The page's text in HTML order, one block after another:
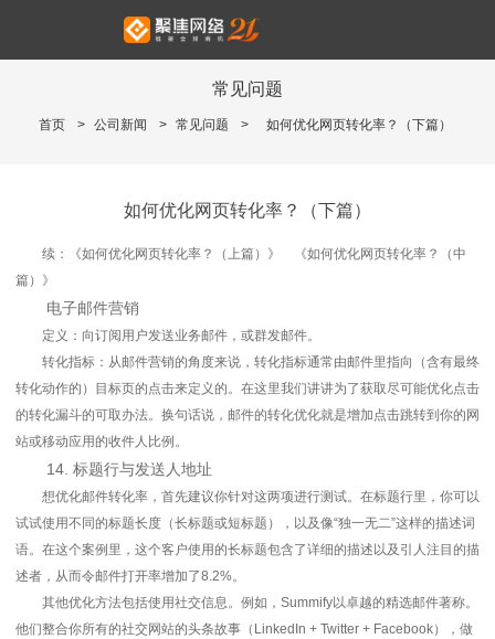
常见问题
首页 > 公司新闻 > 常见问题 > 如何优化网页转化率？（下篇）
如何优化网页转化率？（下篇）
续：《如何优化网页转化率？（上篇）》 《如何优化网页转化率？（中
篇）》
电子邮件营销
定义：向订阅用户发送业务邮件，或群发邮件。
转化指标：从邮件营销的角度来说，转化指标通常由邮件里指向（含有最终
转化动作的）目标页的点击来定义的。在这里我们讲讲为了获取尽可能优化点击
的转化漏斗的可取办法。换句话说，邮件的转化优化就是增加点击跳转到你的网
站或移动应用的收件人比例。
14. 标题行与发送人地址
想优化邮件转化率，首先建议你针对这两项进行测试。在标题行里，你可以
试试使用不同的标题长度（长标题或短标题），以及像“独一无二”这样的描述词
语。在这个案例里，这个客户使用的长标题包含了详细的描述以及引人注目的描
述者，从而令邮件打开率增加了8.2%。
其他优化方法包括使用社交信息。例如，Summify以卓越的精选邮件著称。
他们整合你所有的社交网站的头条故事（LinkedIn + Twitter + Facebook），做